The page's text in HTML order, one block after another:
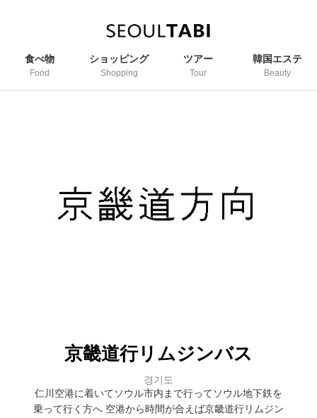
食べ物
Food
ショッピング
Shopping
ツアー
Tour
韓国エステ
Beauty
京畿道行リムジンバス
경기도
仁川空港に着いてソウル市内まで行ってソウル地下鉄を
乗って行く方へ 空港から時間が合えば京畿道行リムジン